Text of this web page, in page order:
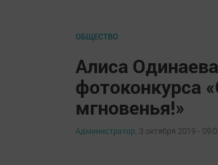
ОБЩЕСТВО
Алиса
фотоконкурса
мгновенья!»
Администратор, 3 октября 2019 -